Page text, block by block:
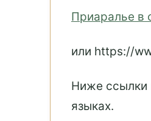
Приаралье в
или https://
Ниже ссылки
языках.